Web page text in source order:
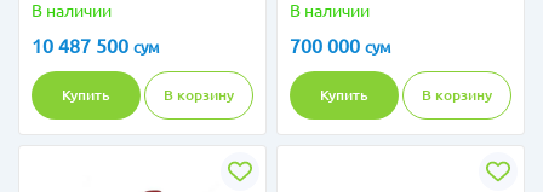
В наличии
10 487 500 сум
Купить В корзину
В наличии
700 000 сум
Купить В корзину